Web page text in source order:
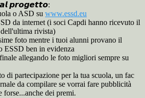
𝙥𝙧𝙤𝙜𝙚𝙩𝙩𝙤:
o ASD su www.essd.eu
da internet (i soci Capdi hanno ricevuto il
rivista)
foto mentre i tuoi alunni provano il
ESSD ben in evidenza
allegando le foto migliori sempre su
di partecipazione per la tua scuola, un fac
da compilare se vorrai fare pubblicità
forse...anche dei premi.